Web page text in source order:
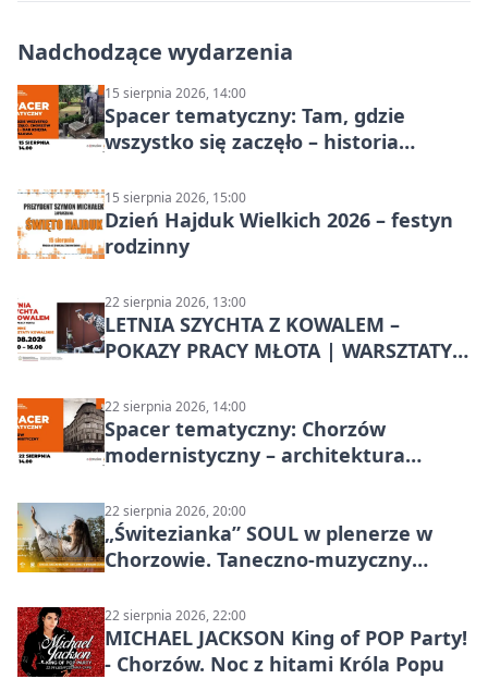
Nadchodzące wydarzenia
15 sierpnia 2026, 14:00
Spacer tematyczny: Tam, gdzie
wszystko się zaczęło – historia
15 sierpnia 2026, 15:00
Dzień Hajduk Wielkich 2026 – festyn
rodzinny
22 sierpnia 2026, 13:00
LETNIA SZYCHTA Z KOWALEM –
POKAZY PRACY MŁOTA | WARSZTATY
22 sierpnia 2026, 14:00
Spacer tematyczny: Chorzów
modernistyczny – architektura
22 sierpnia 2026, 20:00
„Świtezianka” SOUL w plenerze w
Chorzowie. Taneczno-muzyczny
22 sierpnia 2026, 22:00
MICHAEL JACKSON King of POP Party!
- Chorzów. Noc z hitami Króla Popu